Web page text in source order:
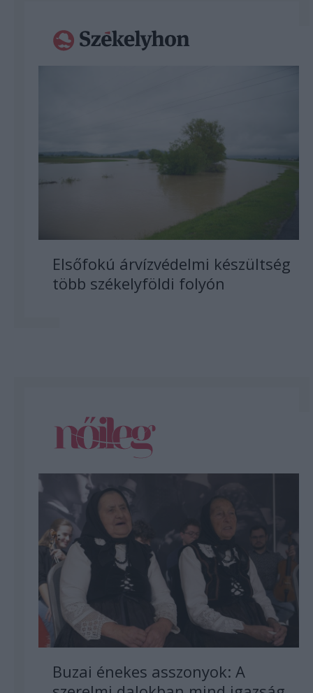
Elsőfokú árvízvédelmi készültség
több székelyföldi folyón
Buzai énekes asszonyok: A